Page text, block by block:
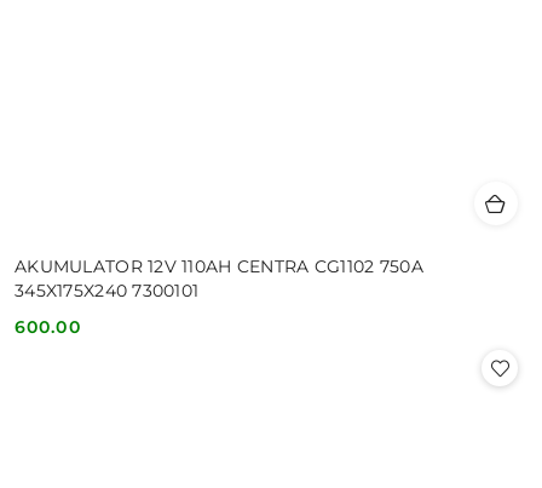
AKUMULATOR 12V 110AH CENTRA CG1102 750A
345X175X240 7300101
Cena:
600.00